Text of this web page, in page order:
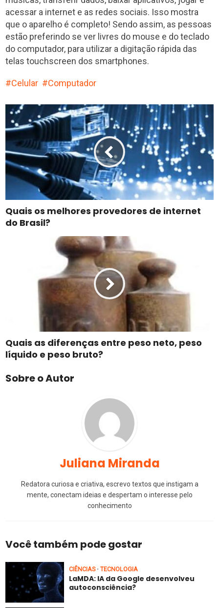
acessar a internet e as redes sociais. Isso mostra
que o aparelho é completo! Sendo assim, as pessoas
estão preferindo se ver livres do mouse e do teclado
do computador, para utilizar a digitação rápida das
telas touchscreen dos smartphones.
Celular Computador
Quais os melhores provedores de internet
do Brasil?
Quais as diferenças entre peso neto, peso
líquido e peso bruto?
Sobre o Autor
Juliana Miranda
Redatora curiosa e criativa, escrevo textos que instigam a
mente, conectam ideias e despertam o interesse pelo
conhecimento
Você também pode gostar
CIÊNCIAS • TECNOLOGIA
LaMDA: IA da Google desenvolveu
autoconsciência?